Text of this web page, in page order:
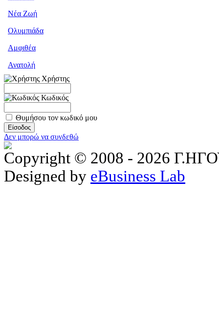
Νέα Ζωή
Ολυμπιάδα
Αμφιθέα
Ανατολή
Χρήστης
Κωδικός
Θυμήσου τον κωδικό μου
Δεν μπορώ να συνδεθώ
Copyright © 2008 - 2026
Designed by eBusiness Lab